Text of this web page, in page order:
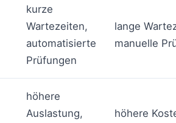
kurze
Wartezeiten,
automatisierte
Prüfungen
lange
manuelle
höhere
Auslastung,
höhere